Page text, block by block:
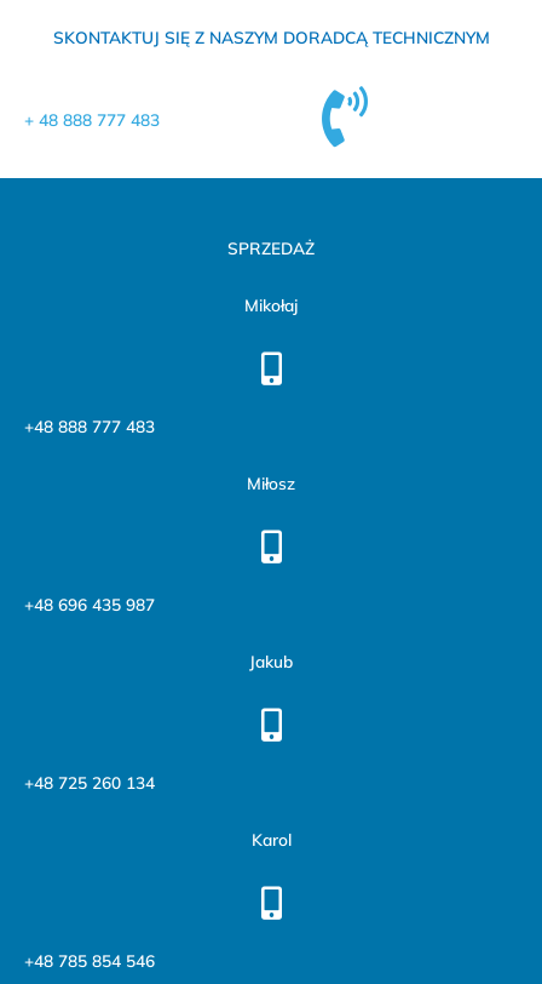
SKONTAKTUJ SIĘ Z NASZYM DORADCĄ TECHNICZNYM
+ 48 888 777 483
SPRZEDAŻ
Mikołaj
+48 888 777 483
Miłosz
+48 696 435 987
Jakub
+48 725 260 134
Karol
+48 785 854 546